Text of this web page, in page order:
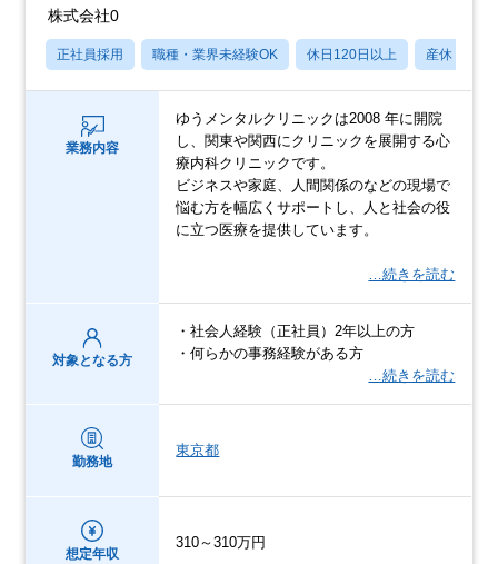
株式会社0
正社員採用 職種・業界未経験OK 休日120日以上 産休・育休
業務内容
ゆうメンタルクリニックは2008 年に開院
し、関東や関西にクリニックを展開する心
療内科クリニックです。
ビジネスや家庭、人間関係のなどの現場で
悩む方を幅広くサポートし、人と社会の役
に立つ医療を提供しています。
…続きを読む
対象となる方
・社会人経験（正社員）2年以上の方
・何らかの事務経験がある方
…続きを読む
勤務地
東京都
想定年収
310～310万円